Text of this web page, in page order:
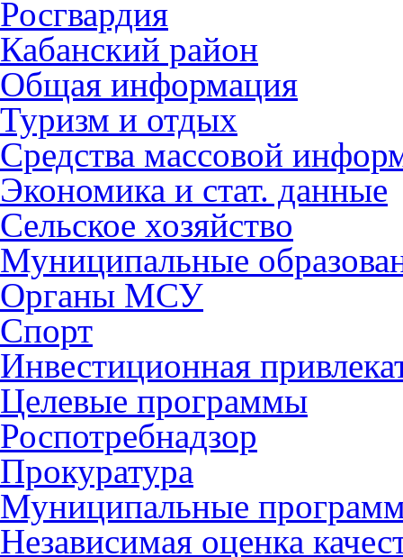
Росгвардия
Кабанский район
Общая информация
Туризм и отдых
Средства массовой
Экономика и стат. данные
Сельское хозяйство
Муниципальные
Органы МСУ
Спорт
Инвестиционная
Целевые программы
Роспотребнадзор
Прокуратура
Муниципальные
Независимая оценка